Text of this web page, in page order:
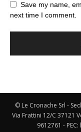
Save my name,
next time I comment.
© Le Cronache Srl -
Via Frattini 12/C 37121
9612761 -